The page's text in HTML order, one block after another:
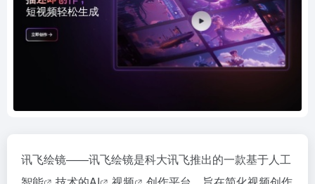
讯飞绘镜——讯飞绘镜是科大讯飞推出的一款基于人工